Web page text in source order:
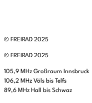
© FREIRAD 2025
© FREIRAD 2025
105,9 MHz Großraum Innsbruck
106,2 MHz Völs bis Telfs
89,6 MHz Hall bis Schwaz